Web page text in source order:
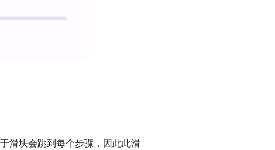
滑块会跳到每个步骤，因此此滑